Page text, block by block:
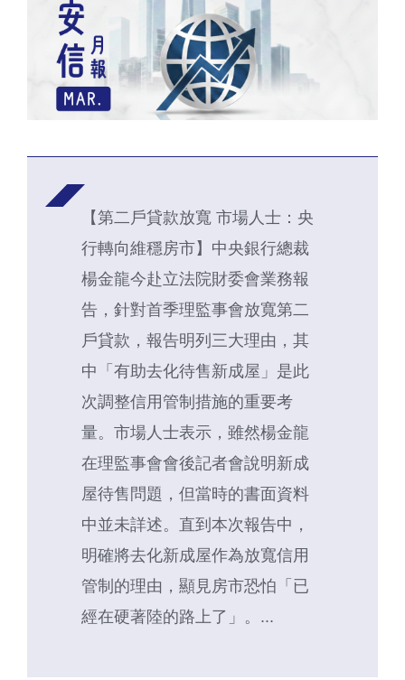
【第二戶貸款放寬 市場人士：央
行轉向維穩房市】中央銀行總裁
楊金龍今赴立法院財委會業務報
告，針對首季理監事會放寬第二
戶貸款，報告明列三大理由，其
中「有助去化待售新成屋」是此
次調整信用管制措施的重要考
量。市場人士表示，雖然楊金龍
在理監事會會後記者會說明新成
屋待售問題，但當時的書面資料
中並未詳述。直到本次報告中，
明確將去化新成屋作為放寬信用
管制的理由，顯見房市恐怕「已
經在硬著陸的路上了」。...